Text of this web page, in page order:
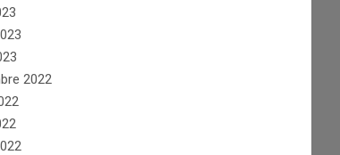
2022